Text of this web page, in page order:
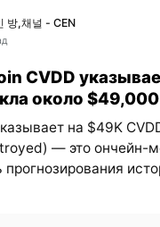
방,채널 - CEN
CVDD
около $49,000
на $49K
— это ончейн-